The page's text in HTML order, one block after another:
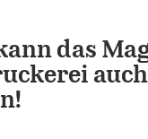
das
auch